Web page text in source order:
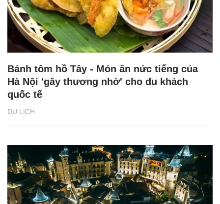
DU LỊCH
Bánh tôm hồ Tây - Món ăn nức tiếng của
Hà Nội 'gây thương nhớ' cho du khách
quốc tế